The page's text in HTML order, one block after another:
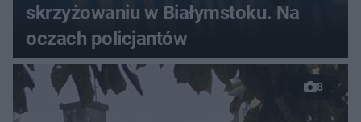
skrzyżowaniu w Białymstoku. Na
oczach policjantów
8